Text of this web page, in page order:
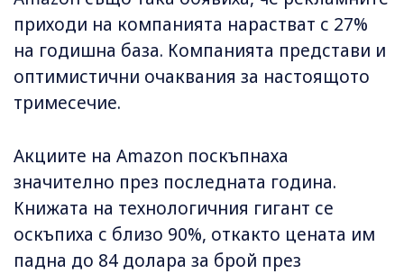
приходи на компанията нарастват с 27%
на годишна база. Компанията представи и
оптимистични очаквания за настоящото
тримесечие.
Акциите на Amazon поскъпнаха
значително през последната година.
Книжата на технологичния гигант се
оскъпиха с близо 90%, откакто цената им
падна до 84 долара за брой през